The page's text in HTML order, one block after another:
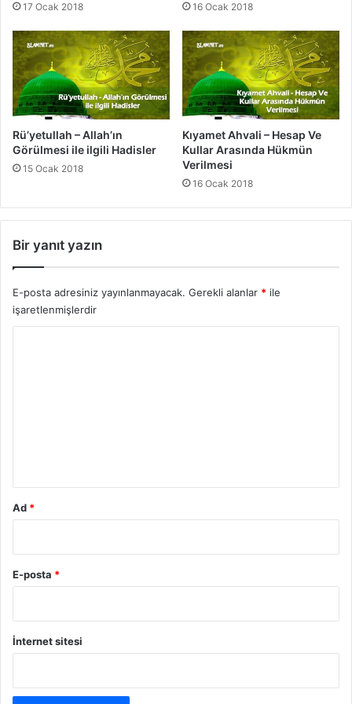
e
r
i
17 Ocak 2018 16 Ocak 2018
Rü’yetullah – Allah’ın
Görülmesi ile ilgili Hadisler
15 Ocak 2018
Kıyamet Ahvali – Hesap Ve
Kullar Arasında Hükmün
Verilmesi
16 Ocak 2018
Bir yanıt yazın
E-posta adresiniz yayınlanmayacak. Gerekli alanlar * ile
işaretlenmişlerdir
Ad *
E-posta *
İnternet sitesi